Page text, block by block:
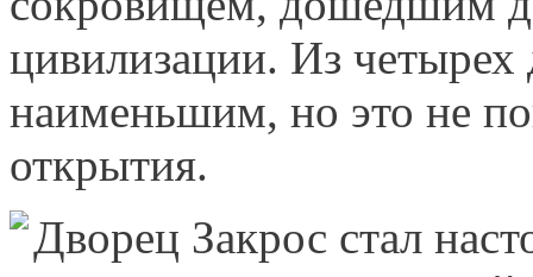
цивилизации. Из четырех
наименьшим, но это не
открытия.